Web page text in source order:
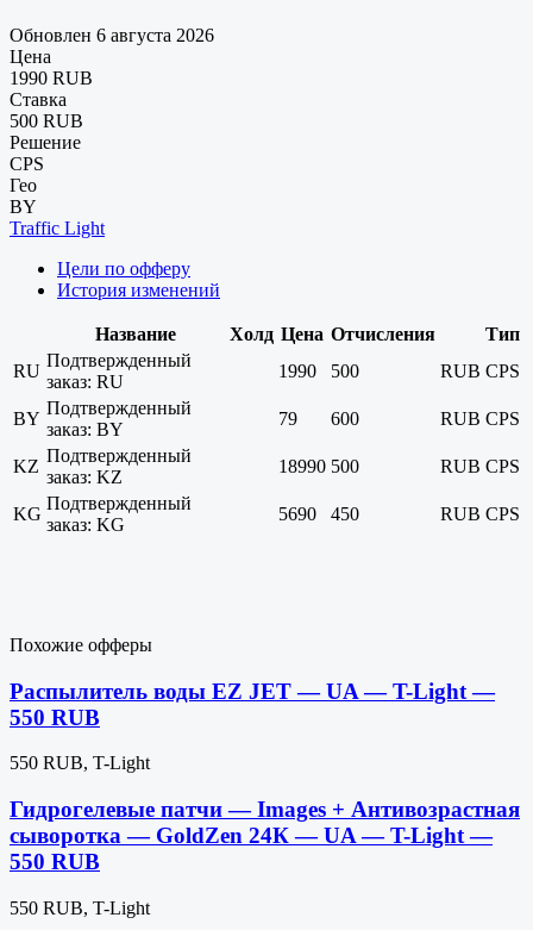
Обновлен 6 августа 2026
Цена
1990 RUB
Ставка
500 RUB
Решение
CPS
Гео
BY
Traffic Light
Цели по офферу
История изменений
Название Холд Цена Отчисления
Тип
RU
Подтвержденный
заказ: RU
1990 500 RUB CPS
BY
Подтвержденный
заказ: BY
79 600 RUB CPS
KZ
Подтвержденный
заказ: KZ
18990 500 RUB CPS
KG
Подтвержденный
заказ: KG
5690 450 RUB CPS
Похожие офферы
Распылитель воды EZ JET — UA — T-Light —
550 RUB
550 RUB, T-Light
Гидрогелевые патчи — Images + Антивозрастная
сыворотка — GoldZen 24К — UA — T-Light —
550 RUB
550 RUB, T-Light